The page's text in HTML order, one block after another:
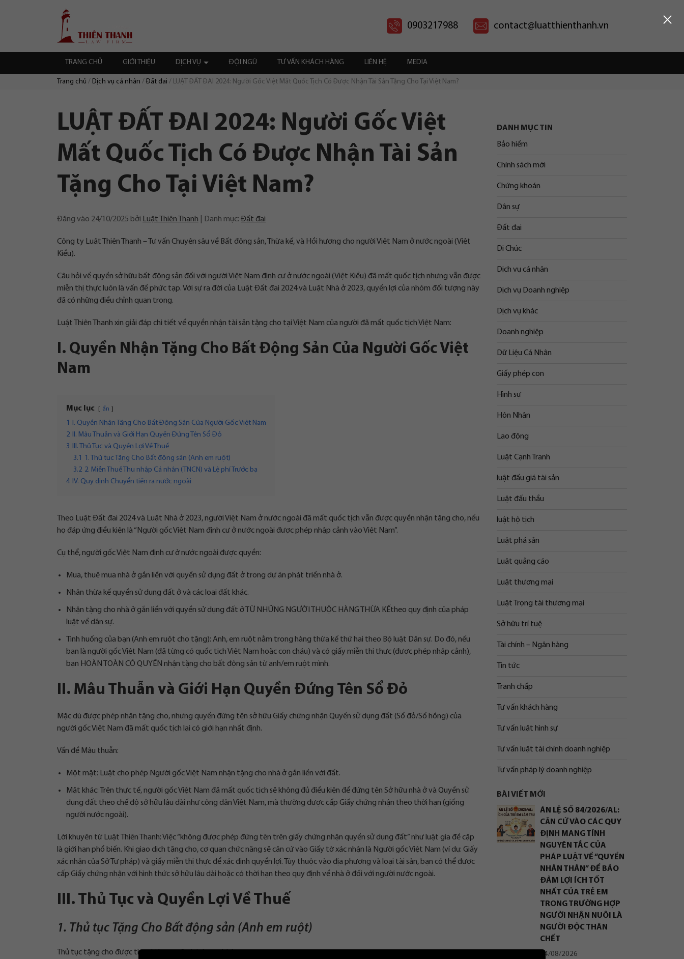
Trang
chủ
0903217988 contact@luatthienthanh.vn
TRANG CHỦ GIỚI THIỆU DỊCH VỤ ĐỘI NGŨ TƯ VẤN KHÁCH HÀNG LIÊN HỆ MEDIA
Duyệt:
Trang chủ Dịch vụ cá nhân Đất đai LUẬT ĐẤT ĐAI 2024: Người Gốc Việt Mất Quốc Tịch Có Được Nhận Tài Sản Tặng Cho Tại Việt Nam?
LUẬT ĐẤT ĐAI 2024: Người Gốc Việt
Mất Quốc Tịch Có Được Nhận Tài Sản
Tặng Cho Tại Việt Nam?
Đăng vào 24/10/2025 bởi Luật Thiên Thanh Danh mục: Đất đai
Công ty Luật Thiên Thanh – Tư vấn Chuyên sâu về Bất động sản, Thừa kế, và Hồi hương cho người Việt Nam ở nước ngoài (Việt
Kiều).
Câu hỏi về quyền sở hữu bất động sản đối với người Việt Nam định cư ở nước ngoài (Việt Kiều) đã mất quốc tịch nhưng vẫn được
miễn thị thực luôn là vấn đề phức tạp. Với sự ra đời của Luật Đất đai 2024 và Luật Nhà ở 2023, quyền lợi của nhóm đối tượng này
đã có những điều chỉnh quan trọng.
Luật Thiên Thanh xin giải đáp chi tiết về quyền nhận tài sản tặng cho tại Việt Nam của người đã mất quốc tịch Việt Nam:
I. Quyền Nhận Tặng Cho Bất Động Sản Của Người Gốc Việt
Nam
Mục lục ẩn
1 I. Quyền Nhận Tặng Cho Bất Động Sản Của Người Gốc Việt Nam
2 II. Mâu Thuẫn và Giới Hạn Quyền Đứng Tên Sổ Đỏ
3 III. Thủ Tục và Quyền Lợi Về Thuế
3.1 1. Thủ tục Tặng Cho Bất động sản (Anh em ruột)
3.2 2. Miễn Thuế Thu nhập Cá nhân (TNCN) và Lệ phí Trước bạ
4 IV. Quy định Chuyển tiền ra nước ngoài
Theo Luật Đất đai 2024 và Luật Nhà ở 2023, người Việt Nam ở nước ngoài đã mất quốc tịch vẫn được quyền nhận tặng cho, nếu
họ đáp ứng điều kiện là “Người gốc Việt Nam định cư ở nước ngoài được phép nhập cảnh vào Việt Nam”.
Cụ thể, người gốc Việt Nam định cư ở nước ngoài được quyền:
Mua, thuê mua nhà ở gắn liền với quyền sử dụng đất ở trong dự án phát triển nhà ở.
Nhận thừa kế quyền sử dụng đất ở và các loại đất khác.
Nhận tặng cho nhà ở gắn liền với quyền sử dụng đất ở TỪ NHỮNG NGƯỜI THUỘC HÀNG THỪA KẾtheo quy định của pháp
luật về dân sự.
Tình huống của bạn (Anh em ruột cho tặng): Anh, em ruột nằm trong hàng thừa kế thứ hai theo Bộ luật Dân sự. Do đó, nếu
bạn là người gốc Việt Nam (đã từng có quốc tịch Việt Nam hoặc con cháu) và có giấy miễn thị thực (được phép nhập cảnh),
bạn HOÀN TOÀN CÓ QUYỀN nhận tặng cho bất động sản từ anh/em ruột mình.
II. Mâu Thuẫn và Giới Hạn Quyền Đứng Tên Sổ Đỏ
Mặc dù được phép nhận tặng cho, nhưng quyền đứng tên sở hữu Giấy chứng nhận Quyền sử dụng đất (Sổ đỏ/Sổ hồng) của
người gốc Việt Nam đã mất quốc tịch lại có giới hạn nhất định.
Vấn đề Mâu thuẫn:
Một mặt: Luật cho phép Người gốc Việt Nam nhận tặng cho nhà ở gắn liền với đất.
Mặt khác: Trên thực tế, người gốc Việt Nam đã mất quốc tịch sẽ không đủ điều kiện để đứng tên Sở hữu nhà ở và Quyền sử
dụng đất theo chế độ sở hữu lâu dài như công dân Việt Nam, mà thường được cấp Giấy chứng nhận theo thời hạn (giống
người nước ngoài).
Lời khuyên từ Luật Thiên Thanh: Việc “không được phép đứng tên trên giấy chứng nhận quyền sử dụng đất” như luật gia đề cập
là giới hạn phổ biến. Khi giao dịch tặng cho, cơ quan chức năng sẽ căn cứ vào Giấy tờ xác nhận là Người gốc Việt Nam (ví dụ: Giấy
xác nhận của Sở Tư pháp) và giấy miễn thị thực để xác định quyền lợi. Tùy thuộc vào địa phương và loại tài sản, bạn có thể được
cấp Giấy chứng nhận với hình thức sở hữu lâu dài hoặc có thời hạn theo quy định về nhà ở đối với người nước ngoài.
III. Thủ Tục và Quyền Lợi Về Thuế
1. Thủ tục Tặng Cho Bất động sản (Anh em ruột)
Thủ tục tặng cho được thực hiện qua 2 giai đoạn chính:
DANH MỤC TIN
Bảo hiểm
Chính sách mới
Chứng khoán
Dân sự
Đất đai
Di Chúc
Dịch vụ cá nhân
Dịch vụ Doanh nghiệp
Dịch vụ khác
Doanh nghiệp
Dữ Liệu Cá Nhân
Giấy phép con
Hình sự
Hôn Nhân
Lao động
Luật Cạnh Tranh
luật đấu giá tài sản
Luật đấu thầu
luật hộ tịch
Luật phá sản
Luật quảng cáo
Luật thương mại
Luật Trọng tài thương mại
Sở hữu trí tuệ
Tài chính – Ngân hàng
Tin tức
Tranh chấp
Tư vấn khách hàng
Tư vấn luật hình sự
Tư vấn luật tài chính doanh nghiệp
Tư vấn pháp lý doanh nghiệp
BÀI VIẾT MỚI
ÁN LỆ SỐ 84/2026/AL:
CĂN CỨ VÀO CÁC QUY
ĐỊNH MANG TÍNH
NGUYÊN TẮC CỦA
PHÁP LUẬT VỀ “QUYỀN
NHÂN THÂN” ĐỂ BẢO
ĐẢM LỢI ÍCH TỐT
NHẤT CỦA TRẺ EM
TRONG TRƯỜNG HỢP
NGƯỜI NHẬN NUÔI LÀ
NGƯỜI ĐỘC THÂN
CHẾT
04/08/2026
×